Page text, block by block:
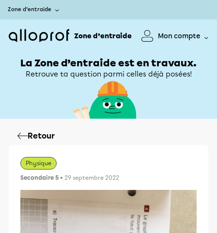
Zone d’entraide
Zone d’entraide Mon compte
La Zone d’entraide est en travaux.
Retrouve ta question parmi celles déjà posées!
Retour
Physique
Secondaire 5 • 29 septembre 2022